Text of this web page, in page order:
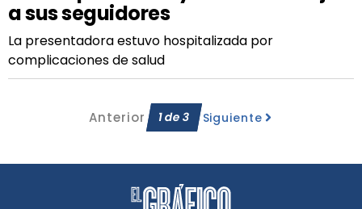
a sus seguidores
La presentadora estuvo hospitalizada por
complicaciones de salud
Anterior 1de3 Siguiente